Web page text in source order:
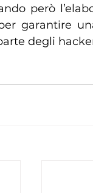
però
garantire
degli